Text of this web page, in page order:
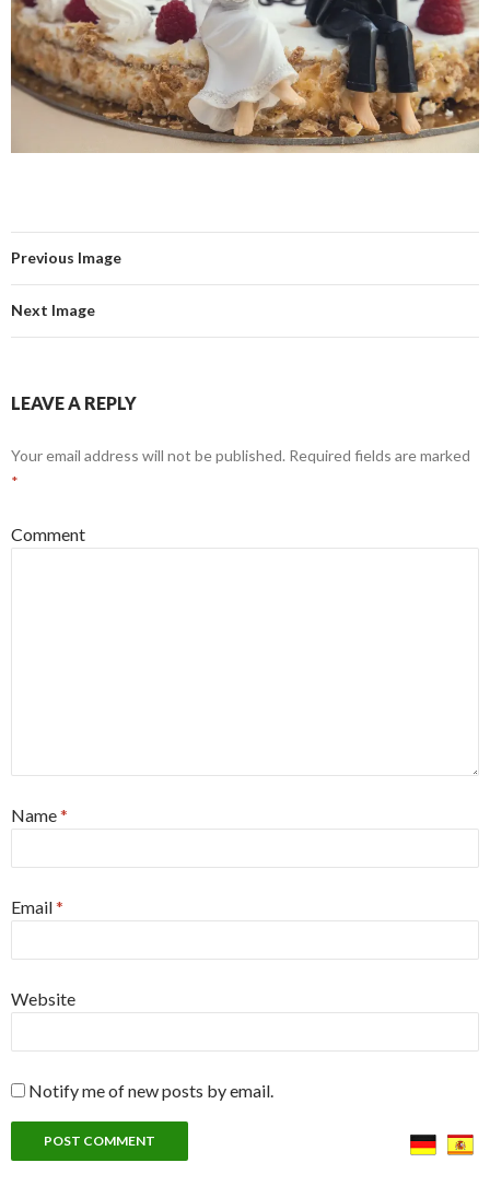
Previous Image
Next Image
LEAVE A REPLY
Your email address will not be published. Required fields are marked
*
Comment
Name*
Email*
Website
Notify me of new posts by email.